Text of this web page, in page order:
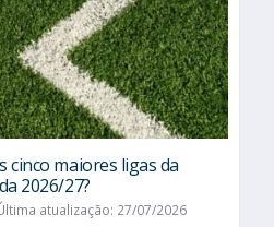
cinco maiores ligas da
2026/27?
atualização: 27/07/2026